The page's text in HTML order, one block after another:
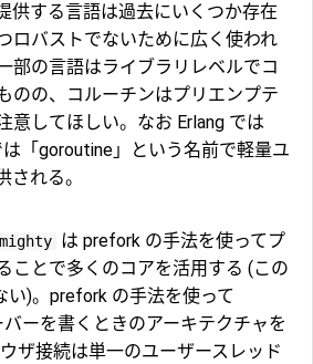
供する言語は過去にいくつか存在
ロバストでないために広く使われ
部の言語はライブラリレベルでコ
のの、コルーチンはプリエンプテ
意してほしい。なお Erlang では
は「goroutine」という名前で軽量ユ
される。
mighty は prefork の手法を使ってプ
ことで多くのコアを活用する (この
い)。prefork の手法を使って
ーを書くときのアーキテクチャを
ザ接続は単一のユーザースレッド